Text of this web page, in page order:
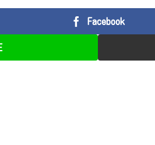
Facebook